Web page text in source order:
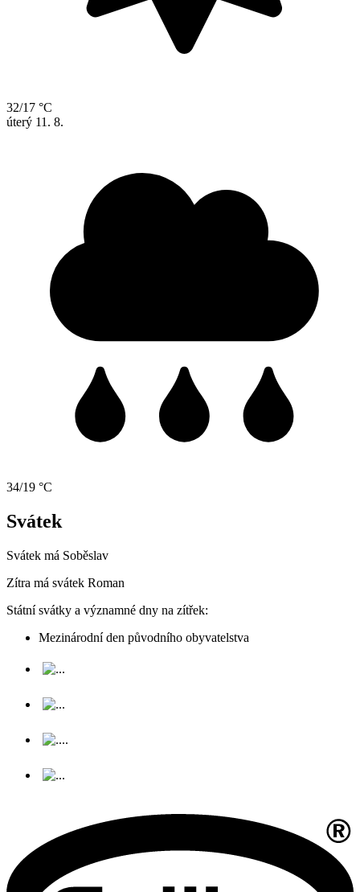
32/17 °C
úterý 11. 8.
34/19 °C
Svátek
Svátek má Soběslav
Zítra má svátek Roman
Státní svátky a významné dny na zítřek:
Mezinárodní den původního obyvatelstva